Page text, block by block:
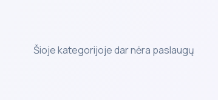
Šioje kategorijoje dar nėra paslaugų